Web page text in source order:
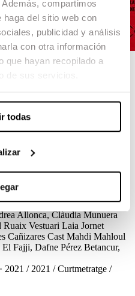
compartimos
del sitio web con
publicidad y análisis
con otra información
que hayan recopilado a
todas
els hàbits de vida després de
li comença a agradar la nova
2021 / 2021 / Curtmetratge /
Direcció de Producció
García Sixto Direcció
Allonca, Clàudia Munuera
Ruaix Vestuari Laia Jornet
Cañizares Cast Mahdi Mahloul
Fajji, Dafne Pérez Betancur,
2021 / 2021 / Curtmetratge /